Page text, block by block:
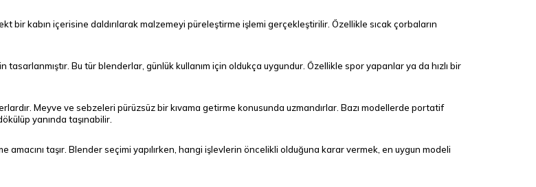
bir kabın içerisine daldırılarak malzemeyi püreleştirme işlemi gerçekleştirilir. Özellikle sıcak çorbaların
Bu tür blenderlar, günlük kullanım için oldukça uygundur. Özellikle spor yapanlar ya da hızlı bir
Meyve ve sebzeleri pürüzsüz bir kıvama getirme konusunda uzmandırlar. Bazı modellerde portatif
yanında taşınabilir.
taşır. Blender seçimi yapılırken, hangi işlevlerin öncelikli olduğuna karar vermek, en uygun modeli